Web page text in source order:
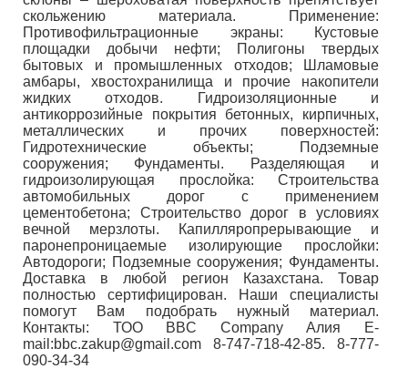
скольжению материала. Применение:
Противофильтрационные экраны: Кустовые
площадки добычи нефти; Полигоны твердых
бытовых и промышленных отходов; Шламовые
амбары, хвостохранилища и прочие накопители
жидких отходов. Гидроизоляционные и
антикоррозийные покрытия бетонных, кирпичных,
металлических и прочих поверхностей:
Гидротехнические объекты; Подземные
сооружения; Фундаменты. Разделяющая и
гидроизолирующая прослойка: Строительства
автомобильных дорог с применением
цементобетона; Строительство дорог в условиях
вечной мерзлоты. Капилляропрерывающие и
паронепроницаемые изолирующие прослойки:
Автодороги; Подземные сооружения; Фундаменты.
Доставка в любой регион Казахстана. Товар
полностью сертифицирован. Наши специалисты
помогут Вам подобрать нужный материал.
Контакты: ТОО BBC Company Алия E-
mail:bbc.zakup@gmail.com 8-747-718-42-85. 8-777-
090-34-34